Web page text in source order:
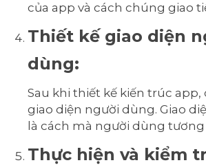
của app và cách chúng giao
Thiết kế giao diện
dùng:
Sau khi thiết kế kiến trúc app,
giao diện người dùng. Giao
là cách mà người dùng tương
Thực hiện và kiểm